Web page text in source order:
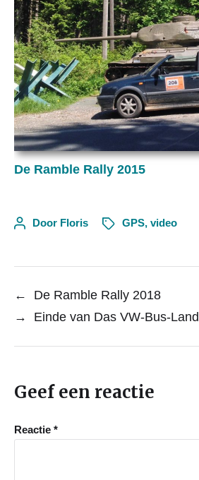
De Ramble Rally 2015
Door Floris GPS, video
←
De Ramble Rally 2018
→
Einde van Das VW-Bus-Land
Geef een reactie
Reactie *